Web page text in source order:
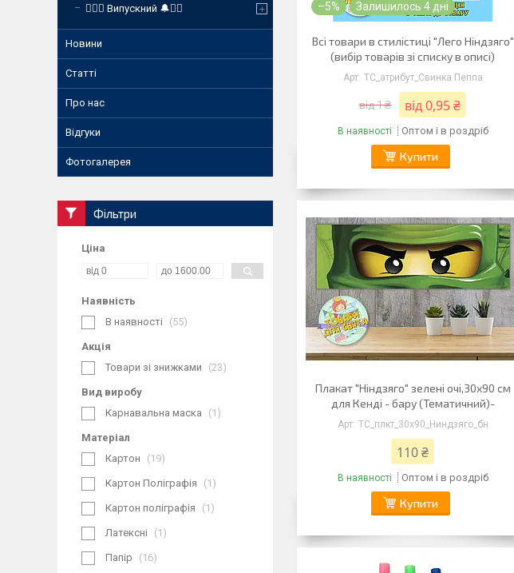
–5% Залишилось 4 дні
Всі товари в стилістиці "Лего Ніндзяго"
(вибір товарів зі списку в описі)
ТС_атрибут_Свинка Пеппа
від 1 ₴ від 0,95 ₴
В наявності Оптом і в роздріб
Купити
Плакат "Ніндзяго" зелені очі,30х90 см
для Кенді - бару (Тематичний)-
ТС_плкт_30х90_Ниндзяго_бн
110 ₴
В наявності Оптом і в роздріб
Купити
❤️‍🔥🔔 Випускний 🔔❤️‍🔥
Новини
Статті
Про нас
Відгуки
Фотогалерея
Фільтри
Ціна
Наявність
В наявності
55
Акція
Товари зі знижками
23
Вид виробу
Карнавальна маска
1
Матеріал
Картон
19
Картон Поліграфія 1
Картон поліграфія 1
Латексні 1
Папір 16